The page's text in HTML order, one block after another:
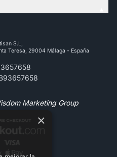
S.L,
Teresa, 29004 Málaga - España
Marketing Group
×